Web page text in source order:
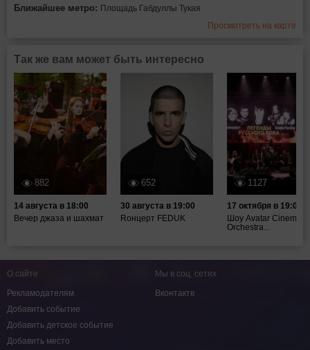
Ближайшее метро: Площадь Габдуллы Тукая
Просмотреть на карте
Так же вам может быть интересно
882
14 августа в 18:00
Вечер джаза и шахмат
652
30 августа в 19:00
Rонцерт FEDUK
1127
17 октября в 19:00
Шоу Avatar Cinematic
Orchestra...
О сайте
Рекламодателям
Добавить событие
Добавить детское событие
Добавить место
Мы в соц. сетях
Вконтакте